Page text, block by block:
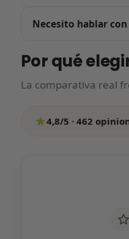
Google Pay, Bizum,
Necesito hablar
si tardamos un poco
Escríbenos por
Todos los días de 12:00 a
Por qué
La comparativa real
4,8/5 · 462